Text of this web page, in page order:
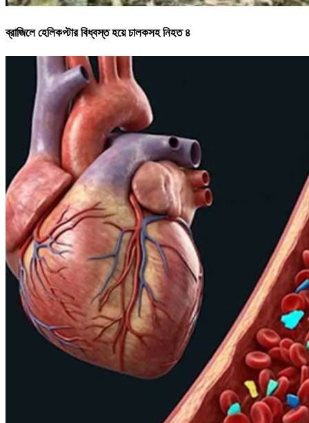
ব্রাজিলে হেলিকপ্টার বিধ্বস্ত হয়ে চালকসহ নিহত ৪